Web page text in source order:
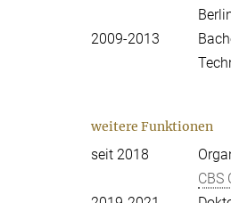
2009-2013
weitere Funktionen
seit 2018
CBS